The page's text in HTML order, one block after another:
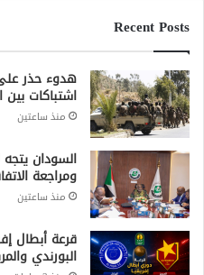
مصدر:
ومسيّرات
منذ 9 ساعات
جميع الحقوق محفوظة لشبكة صقر